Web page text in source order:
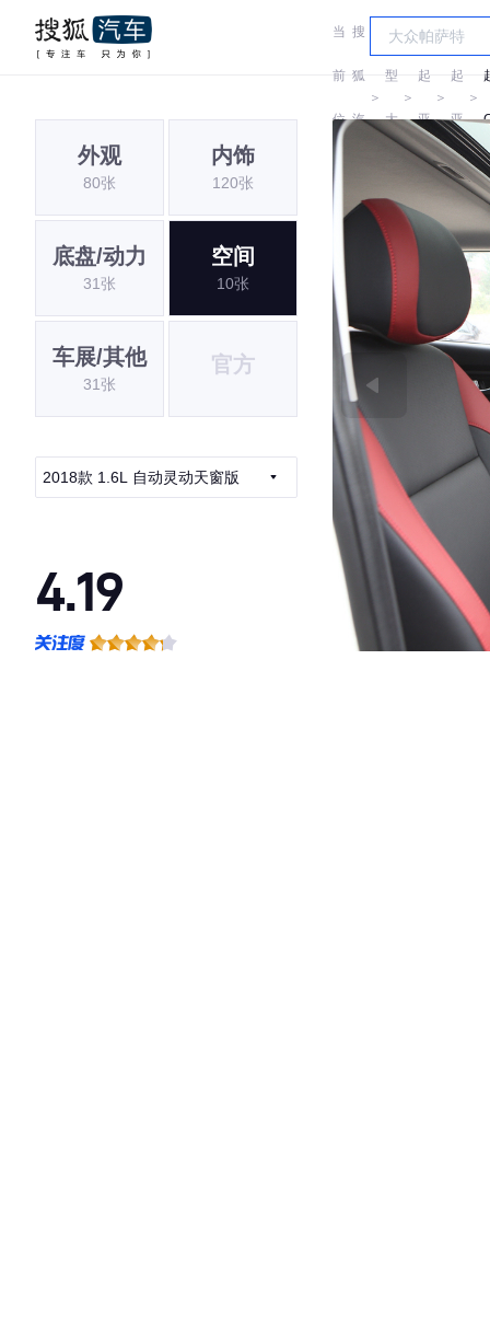
当
前
位
置:
搜
狐
汽
＞
车
型
大
＞
起
亚
＞
起
亚
＞
外观
80张
内饰
120张
底盘/动力
31张
空间
10张
车展/其他
31张
官方
2018款 1.6L 自动灵动天窗版
4.19